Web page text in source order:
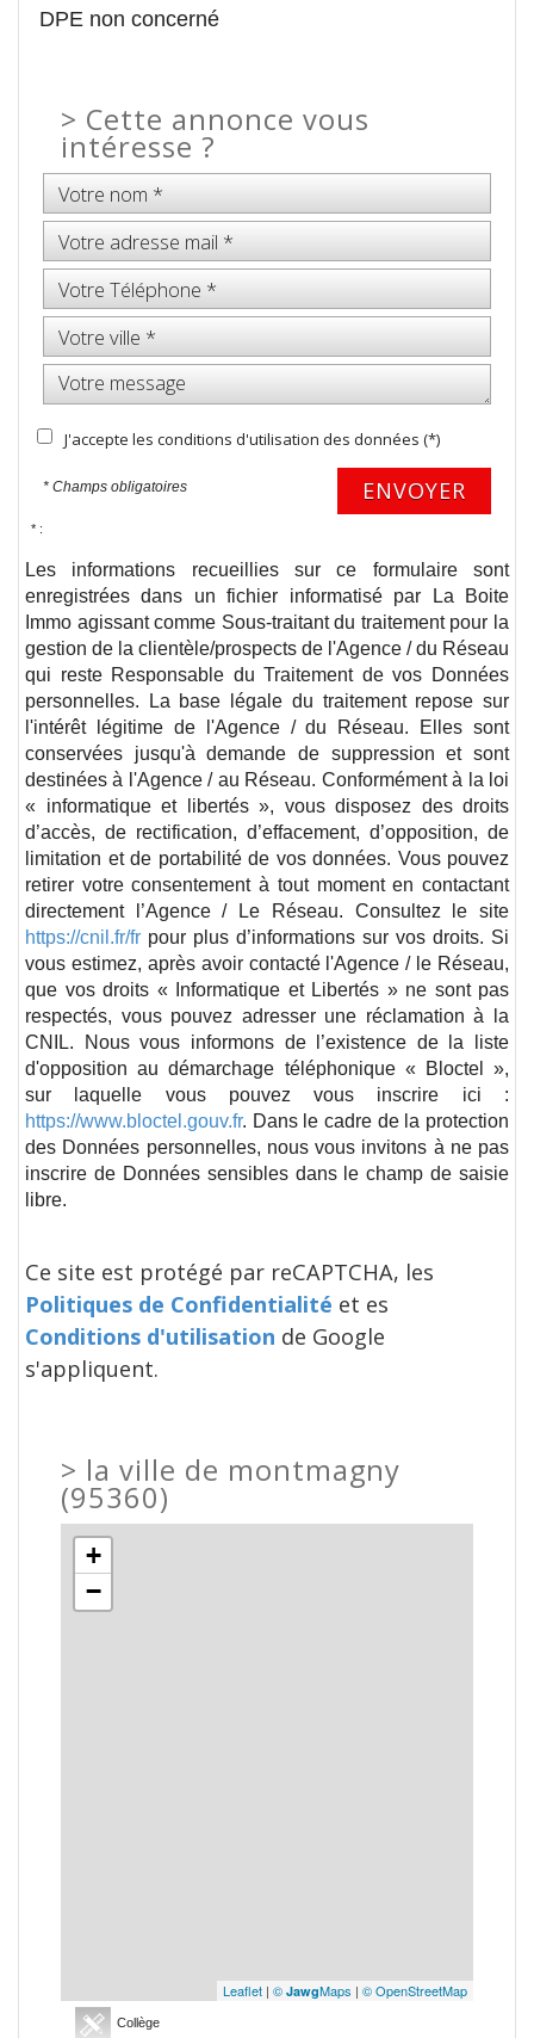
DPE non concerné
> Cette annonce vous
intéresse ?
J'accepte les conditions d'utilisation des données (*)
* Champs obligatoires ENVOYER
* :
Les informations recueillies sur ce formulaire sont
enregistrées dans un fichier informatisé par La Boite
Immo agissant comme Sous-traitant du traitement pour la
gestion de la clientèle/prospects de l'Agence / du Réseau
qui reste Responsable du Traitement de vos Données
personnelles. La base légale du traitement repose sur
l'intérêt légitime de l'Agence / du Réseau. Elles sont
conservées jusqu'à demande de suppression et sont
destinées à l'Agence / au Réseau. Conformément à la loi
« informatique et libertés », vous disposez des droits
d’accès, de rectification, d’effacement, d’opposition, de
limitation et de portabilité de vos données. Vous pouvez
retirer votre consentement à tout moment en contactant
directement l’Agence / Le Réseau. Consultez le site
https://cnil.fr/fr pour plus d’informations sur vos droits. Si
vous estimez, après avoir contacté l'Agence / le Réseau,
que vos droits « Informatique et Libertés » ne sont pas
respectés, vous pouvez adresser une réclamation à la
CNIL. Nous vous informons de l’existence de la liste
d'opposition au démarchage téléphonique « Bloctel »,
sur laquelle vous pouvez vous inscrire ici :
https://www.bloctel.gouv.fr. Dans le cadre de la protection
des Données personnelles, nous vous invitons à ne pas
inscrire de Données sensibles dans le champ de saisie
libre.
Ce site est protégé par reCAPTCHA, les
Politiques de Confidentialité et es
Conditions d'utilisation de Google
s'appliquent.
> la ville de montmagny
(95360)
+
−
Leaflet | © JawgMaps | © OpenStreetMap
Collège